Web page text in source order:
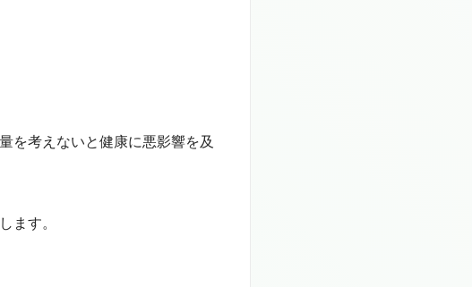
を考えないと健康に悪影響を及
ます。